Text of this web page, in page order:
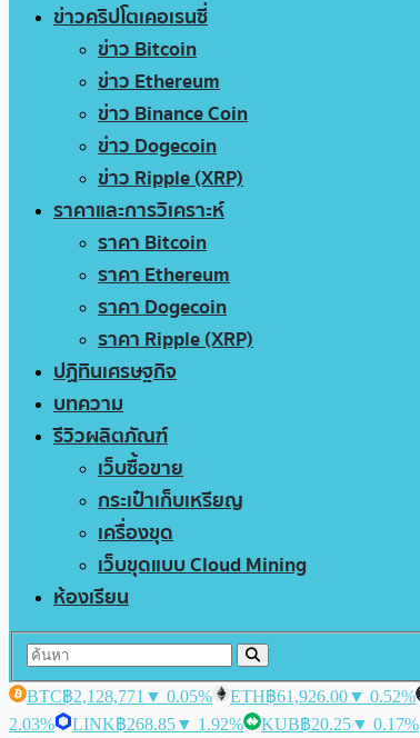
ข่าวคริปโตเคอเรนซี่
ข่าว Bitcoin
ข่าว Ethereum
ข่าว Binance Coin
ข่าว Dogecoin
ข่าว Ripple (XRP)
ราคาและการวิเคราะห์
ราคา Bitcoin
ราคา Ethereum
ราคา Dogecoin
ราคา Ripple (XRP)
ปฏิทินเศรษฐกิจ
บทความ
รีวิวผลิตภัณฑ์
เว็บซื้อขาย
กระเป๋าเก็บเหรียญ
เครื่องขุด
เว็บขุดแบบ Cloud Mining
ห้องเรียน
BTC฿2,128,771 ▼ 0.05% ETH฿61,926.00▼ 0.52%
2.03%
LINK฿268.85▼ 1.92% KUB฿20.25▼ 0.17%